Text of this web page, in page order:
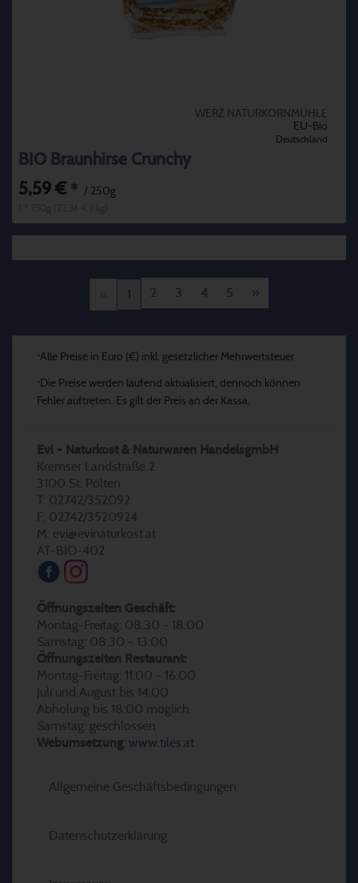
WERZ NATURKORNMÜHLE
EU-Bio
Deutschland
BIO Braunhirse Crunchy
5,59 € * / 250g
1 2 3 4 5 »
*Alle Preise in Euro (€) inkl. gesetzlicher Mehrwertsteuer
* Die Preise werden laufend aktualisiert, dennoch können
Fehler auftreten. Es gilt der Preis an der Kassa.
Evi - Naturkost & Naturwaren HandelsgmbH
Kremser Landstraße 2
3100 St. Pölten
T: 02742/352092
F: 02742/3520924
M: evi@evinaturkost.at
AT-BIO-402
Öffnungszeiten Geschäft:
Montag-Freitag: 08:30 - 18:00
Samstag: 08:30 - 13:00
Öffnungszeiten Restaurant:
Montag-Freitag: 11:00 - 16:00
Juli und August bis 14:00
Abholung bis 18:00 möglich
Samstag: geschlossen
Webumsetzung: www.tiles.at
Allgemeine Geschäftsbedingungen
Datenschutzerklärung